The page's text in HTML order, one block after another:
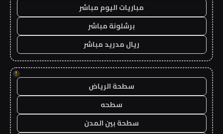
مباريات اليوم مباشر
برشلونة مباشر
ريال مدريد مباشر
!
سطحة الرياض
سطحه
سطحة بين المدن